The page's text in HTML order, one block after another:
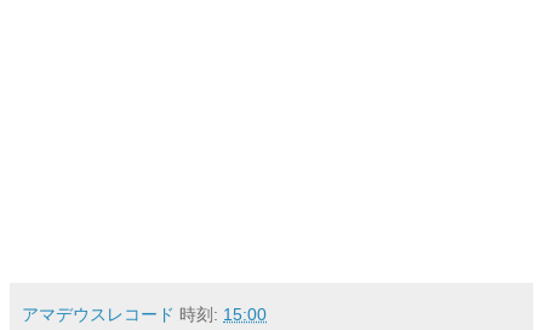
アマデウスレコード 時刻: 15:00